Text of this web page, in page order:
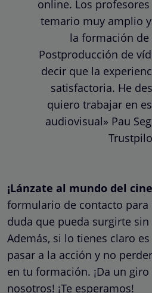
online. Los
temario muy amplio
la formación de
Postproducción de
decir que la
satisfactoria. He
quiero trabajar en
audiovisual» Pau
¡Lánzate al mundo del
formulario de contacto
duda que pueda surgirte
Además, si lo tienes claro
pasar a la acción y no
en tu formación. ¡Da un
nosotros! ¡Te esperamos!